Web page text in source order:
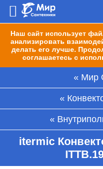
Наш сайт использует
анализировать
делать его лучше.
соглашаетесь с
Мир
itermic